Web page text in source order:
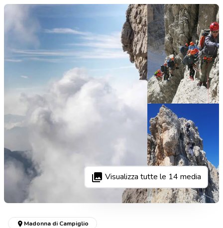
Visualizza tutte le 14 media
Madonna di Campiglio